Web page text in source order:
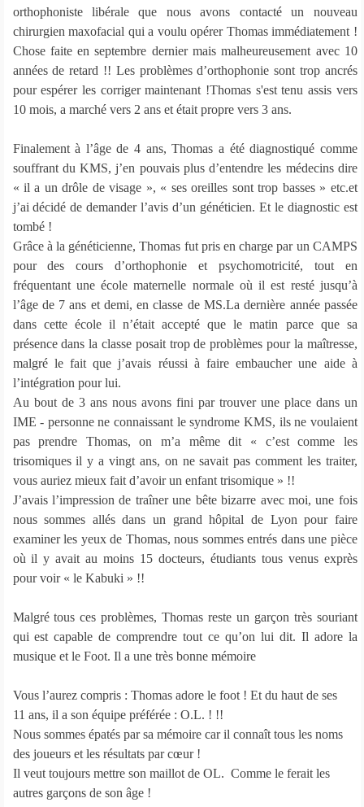
orthophoniste libérale que nous avons contacté un nouveau
chirurgien maxofacial qui a voulu opérer Thomas immédiatement !
Chose faite en septembre dernier mais malheureusement avec 10
années de retard !! Les problèmes d’orthophonie sont trop ancrés
pour espérer les corriger maintenant !Thomas s'est tenu assis vers
10 mois, a marché vers 2 ans et était propre vers 3 ans.
Finalement à l’âge de 4 ans, Thomas a été diagnostiqué comme
souffrant du KMS, j’en pouvais plus d’entendre les médecins dire
« il a un drôle de visage », « ses oreilles sont trop basses » etc.et
j’ai décidé de demander l’avis d’un généticien. Et le diagnostic est
tombé !
Grâce à la généticienne, Thomas fut pris en charge par un CAMPS
pour des cours d’orthophonie et psychomotricité, tout en
fréquentant une école maternelle normale où il est resté jusqu’à
l’âge de 7 ans et demi, en classe de MS.La dernière année passée
dans cette école il n’était accepté que le matin parce que sa
présence dans la classe posait trop de problèmes pour la maîtresse,
malgré le fait que j’avais réussi à faire embaucher une aide à
l’intégration pour lui.
Au bout de 3 ans nous avons fini par trouver une place dans un
IME - personne ne connaissant le syndrome KMS, ils ne voulaient
pas prendre Thomas, on m’a même dit « c’est comme les
trisomiques il y a vingt ans, on ne savait pas comment les traiter,
vous auriez mieux fait d’avoir un enfant trisomique » !!
J’avais l’impression de traîner une bête bizarre avec moi, une fois
nous sommes allés dans un grand hôpital de Lyon pour faire
examiner les yeux de Thomas, nous sommes entrés dans une pièce
où il y avait au moins 15 docteurs, étudiants tous venus exprès
pour voir « le Kabuki » !!
Malgré tous ces problèmes, Thomas reste un garçon très souriant
qui est capable de comprendre tout ce qu’on lui dit. Il adore la
musique et le Foot. Il a une très bonne mémoire
Vous l’aurez compris : Thomas adore le foot ! Et du haut de ses
11 ans, il a son équipe préférée : O.L. ! !!
Nous sommes épatés par sa mémoire car il connaît tous les noms
des joueurs et les résultats par cœur !
Il veut toujours mettre son maillot de OL. Comme le ferait les
autres garçons de son âge !